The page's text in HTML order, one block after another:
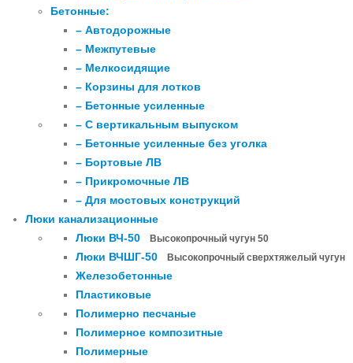
Бетонные:
– Автодорожные
– Межпутевые
– Мелкосидящие
– Корзины для лотков
– Бетонные усиленные
– С вертикальным выпуском
– Бетонные усиленные без уголка
– Бортовые ЛВ
– Прикромочные ЛВ
– Для мостовых конструкций
Люки канализационные
Люки ВЧ-50
Высокопрочный чугун 50
Люки ВЧШГ-50 Высокопрочный сверхтяжелый чугун
Железобетонные
Пластиковые
Полимерно песчаные
Полимерное композитные
Полимерные